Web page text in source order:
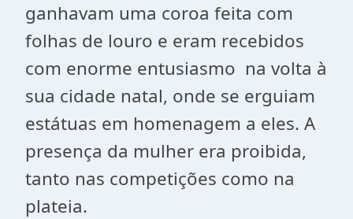
ganhavam uma coroa feita com
folhas de louro e eram recebidos
com enorme entusiasmo na volta à
sua cidade natal, onde se erguiam
estátuas em homenagem a eles. A
presença da mulher era proibida,
tanto nas competições como na
plateia.